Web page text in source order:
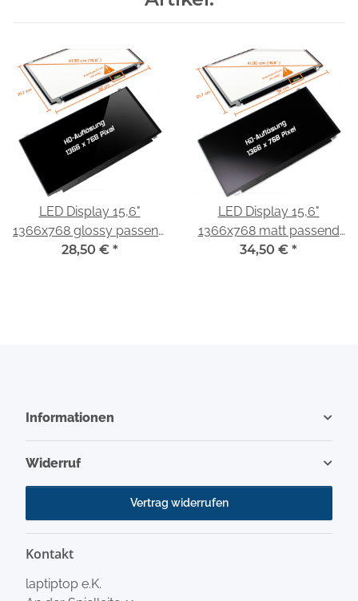
LED Display 15,6"
1366x768 glossy passend
für LG Display LP156WH3
28,50 € *
LED Display 15,6"
1366x768 matt passend
für LG Display LP156WH3
34,50 € *
Informationen
Widerruf
Vertrag widerrufen
Kontakt
laptiptop e.K.